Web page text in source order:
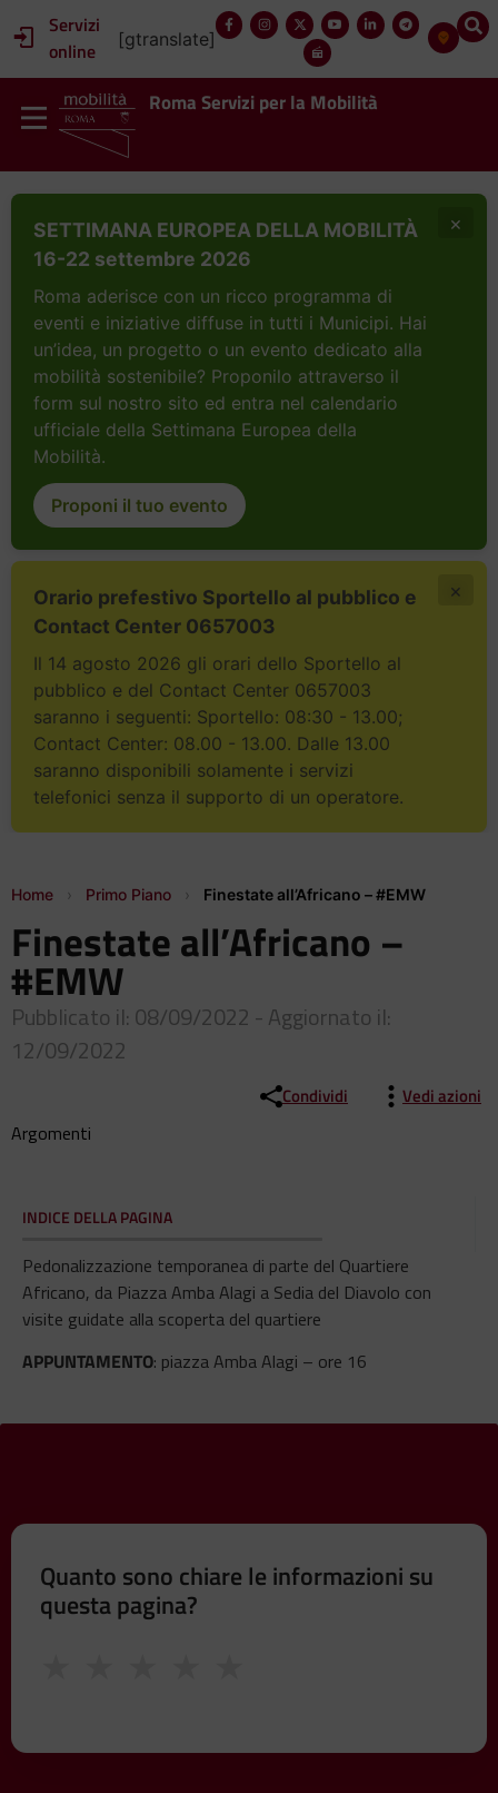
Servizi
online
[gtranslate]
Roma Servizi per la Mobilità
SETTIMANA EUROPEA DELLA MOBILITÀ
16-22 settembre 2026
Roma aderisce con un ricco programma di
eventi e iniziative diffuse in tutti i Municipi. Hai
un’idea, un progetto o un evento dedicato alla
mobilità sostenibile? Proponilo attraverso il
form sul nostro sito ed entra nel calendario
ufficiale della Settimana Europea della
Mobilità.
Proponi il tuo evento
×
Orario prefestivo Sportello al pubblico e
Contact Center 0657003
Il 14 agosto 2026 gli orari dello Sportello al
pubblico e del Contact Center 0657003
saranno i seguenti: Sportello: 08:30 - 13.00;
Contact Center: 08.00 - 13.00. Dalle 13.00
saranno disponibili solamente i servizi
telefonici senza il supporto di un operatore.
×
Home › Primo Piano › Finestate all’Africano – #EMW
Finestate all’Africano –
#EMW
Pubblicato il: 08/09/2022 - Aggiornato il:
12/09/2022
Condividi Vedi azioni
Argomenti
INDICE DELLA PAGINA
Pedonalizzazione temporanea di parte del Quartiere
Africano, da Piazza Amba Alagi a Sedia del Diavolo con
visite guidate alla scoperta del quartiere
APPUNTAMENTO: piazza Amba Alagi – ore 16
Quanto sono chiare le informazioni su
questa pagina?